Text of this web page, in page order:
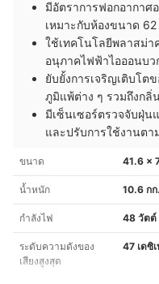
มีอัตราการฟอกอากาศ
เหมาะกับห้องขนาด 62
ใช้เทคโนโลยีพลาสม่า
อนุภาคไฟฟ้าไอออนบว
ยับยั้งการเจริญเติบโต
ภูมิแพ้ต่าง ๆ รวมถึงกลิ่
มีเซ็นเซอร์ตรวจจับฝุ่
และปรับการใช้งานตา
ขนาด 41.6 x
น้ำหนัก 10.6 กก.
กำลังไฟ 48 วัตต์
ระดับความดังของ
เสียงสูงสุด
47 เดซิ